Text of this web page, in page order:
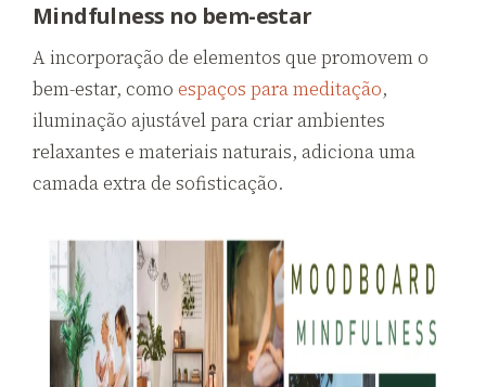
Mindfulness no bem-estar
A incorporação de elementos que promovem o
bem-estar, como espaços para meditação,
iluminação ajustável para criar ambientes
relaxantes e materiais naturais, adiciona uma
camada extra de sofisticação.